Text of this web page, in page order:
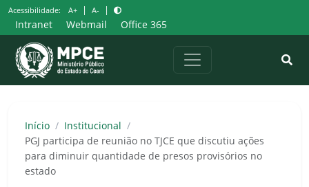
Pular
para
o
conteúdo
Acessibilidade: A+ | A- |
Intranet Webmail Office 365
Início / Institucional /
PGJ participa de reunião no TJCE que discutiu ações
para diminuir quantidade de presos provisórios no
estado